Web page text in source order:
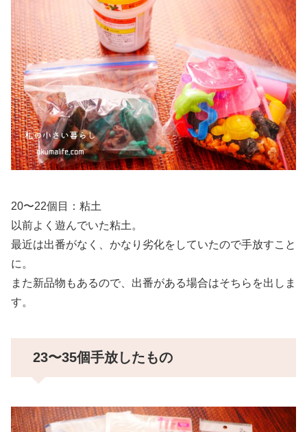
20〜22個目：粘土
以前よく遊んでいた粘土。
最近は出番がなく、かなり劣化をしていたので手放すこと
に。
また新品物もあるので、出番がある場合はそちらを出しま
す。
23〜35個手放したもの